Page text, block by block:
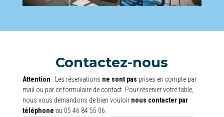
Contactez-nous
Attention : Les réservations ne sont pas prises en compte par
mail ou par ce formulaire de contact. Pour réserver votre table,
nous vous demandons de bien vouloir nous contacter par
téléphone au 05 46 84 55 06.